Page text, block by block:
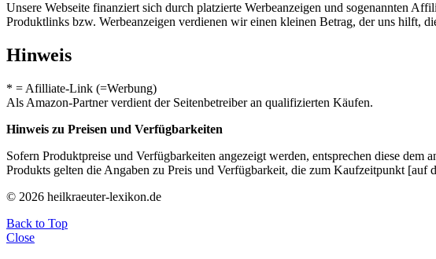
Unsere Webseite finanziert sich durch platzierte Werbeanzeigen und sogenannten
Produktlinks bzw. Werbeanzeigen verdienen wir einen kleinen Betrag, der uns hilft,
Hinweis
* = Afilliate-Link (=Werbung)
Als Amazon-Partner verdient der Seitenbetreiber an qualifizierten Käufen.
Hinweis zu Preisen und Verfügbarkeiten
Sofern Produktpreise und Verfügbarkeiten angezeigt werden, entsprechen diese
Produkts gelten die Angaben zu Preis und Verfügbarkeit, die zum Kaufzeitpunkt [auf
© 2026 heilkraeuter-lexikon.de
Back to Top
Close